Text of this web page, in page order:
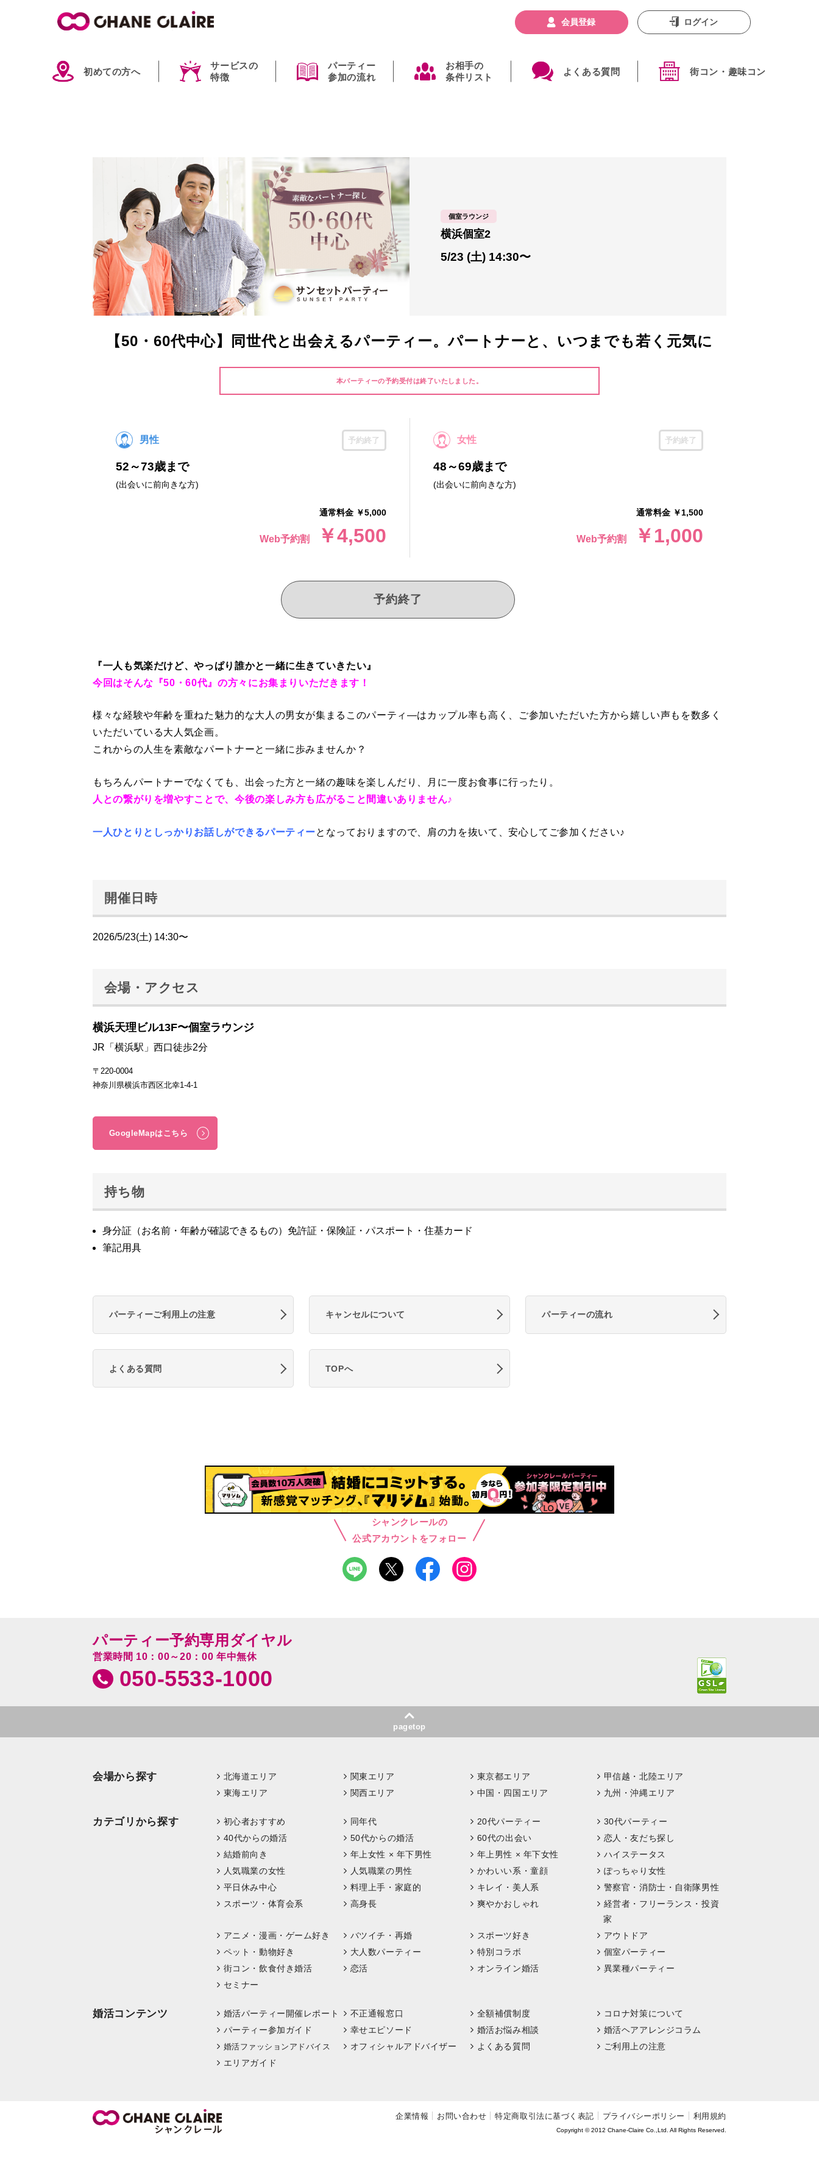
初めての方へ
サービスの
特徴
パーティー
参加の流れ
お相手の
条件リスト
よくある質問 街コン・趣味コン
会員登録 ログイン
5/23 (土) 14:30〜
個室ラウンジ
横浜個室2
【50・60代中心】同世代と出会えるパーティー。パートナーと、いつまでも若く元気に
本パーティーの予約受付は終了いたしました。
男性 予約終了
52～73歳まで
(出会いに前向きな方)
通常料金 ￥5,000
Web予約割 ￥4,500
女性 予約終了
48～69歳まで
(出会いに前向きな方)
通常料金 ￥1,500
Web予約割 ￥1,000
予約終了
『一人も気楽だけど、やっぱり誰かと一緒に生きていきたい』
今回はそんな『50・60代』の方々にお集まりいただきます！
様々な経験や年齢を重ねた魅力的な大人の男女が集まるこのパーティ―はカップル率も高く、ご参加いただいた方から嬉しい声もを数多く
いただいている大人気企画。
これからの人生を素敵なパートナーと一緒に歩みませんか？
もちろんパートナーでなくても、出会った方と一緒の趣味を楽しんだり、月に一度お食事に行ったり。
人との繋がりを増やすことで、今後の楽しみ方も広がること間違いありません♪
一人ひとりとしっかりお話しができるパーティーとなっておりますので、肩の力を抜いて、安心してご参加ください♪
開催日時
2026/5/23(土) 14:30〜
会場・アクセス
横浜天理ビル13F〜個室ラウンジ
JR「横浜駅」西口徒歩2分
〒220-0004
神奈川県横浜市西区北幸1-4-1
GoogleMapはこちら
持ち物
身分証（お名前・年齢が確認できるもの）免許証・保険証・パスポート・住基カード
筆記用具
パーティーご利用上の注意 キャンセルについて パーティーの流れ
よくある質問 TOPへ
シャンクレールの
公式アカウントをフォロー
パーティー予約専用ダイヤル
営業時間 10：00～20：00 年中無休
050-5533-1000
pagetop
会場から探す 北海道エリア 関東エリア 東京都エリア
甲信越・北陸エリア
東海エリア
関西エリア 中国・四国エリア 九州・沖縄エリア
カテゴリから探す 初心者おすすめ 同年代 20代パーティー
30代パーティー
40代からの婚活
50代からの婚活 60代の出会い
恋人・友だち探し
結婚前向き
年上女性 × 年下男性 年上男性 × 年下女性
ハイステータス
人気職業の女性
人気職業の男性 かわいい系・童顔
ぽっちゃり女性
平日休み中心
料理上手・家庭的 キレイ・美人系
警察官・消防士・自衛隊男性
スポーツ・体育会系
高身長 爽やかおしゃれ
経営者・フリーランス・投資
家
アニメ・漫画・ゲーム好き
バツイチ・再婚 スポーツ好き
アウトドア
ペット・動物好き
大人数パーティー 特別コラボ
個室パーティー
街コン・飲食付き婚活
恋活 オンライン婚活
異業種パーティー
セミナー
婚活コンテンツ 婚活パーティー開催レポート 不正通報窓口 全額補償制度
コロナ対策について
パーティー参加ガイド
幸せエピソード 婚活お悩み相談 婚活ヘアアレンジコラム
婚活ファッションアドバイス オフィシャルアドバイザー よくある質問
ご利用上の注意
エリアガイド
企業情報 お問い合わせ 特定商取引法に基づく表記 プライバシーポリシー 利用規約
Copyright © 2012 Chane-Claire Co.,Ltd. All Rights Reserved.